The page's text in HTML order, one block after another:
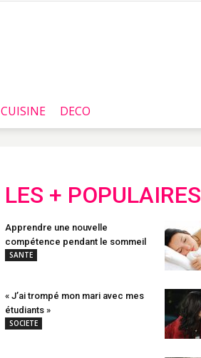
CUISINE DECO
LES + POPULAIRES
Apprendre une nouvelle
compétence pendant le sommeil
SANTE
« J’ai trompé mon mari avec mes
étudiants »
SOCIETE